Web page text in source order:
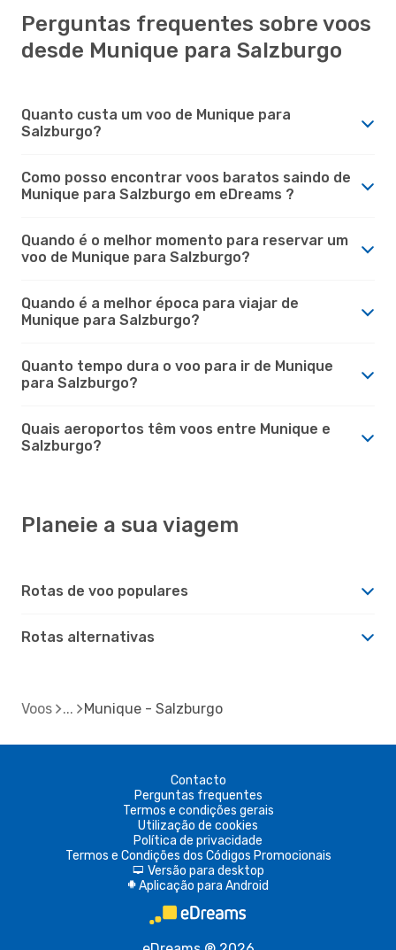
Perguntas frequentes sobre voos
desde Munique para Salzburgo
Quanto custa um voo de Munique para
Salzburgo?
Como posso encontrar voos baratos saindo de
Munique para Salzburgo em eDreams ?
Quando é o melhor momento para reservar um
voo de Munique para Salzburgo?
Quando é a melhor época para viajar de
Munique para Salzburgo?
Quanto tempo dura o voo para ir de Munique
para Salzburgo?
Quais aeroportos têm voos entre Munique e
Salzburgo?
Planeie a sua viagem
Rotas de voo populares
Rotas alternativas
Voos Munique - Salzburgo
Contacto
Perguntas frequentes
Termos e condições gerais
Utilização de cookies
Política de privacidade
Termos e Condições dos Códigos Promocionais
d Versão para desktop
A Aplicação para Android